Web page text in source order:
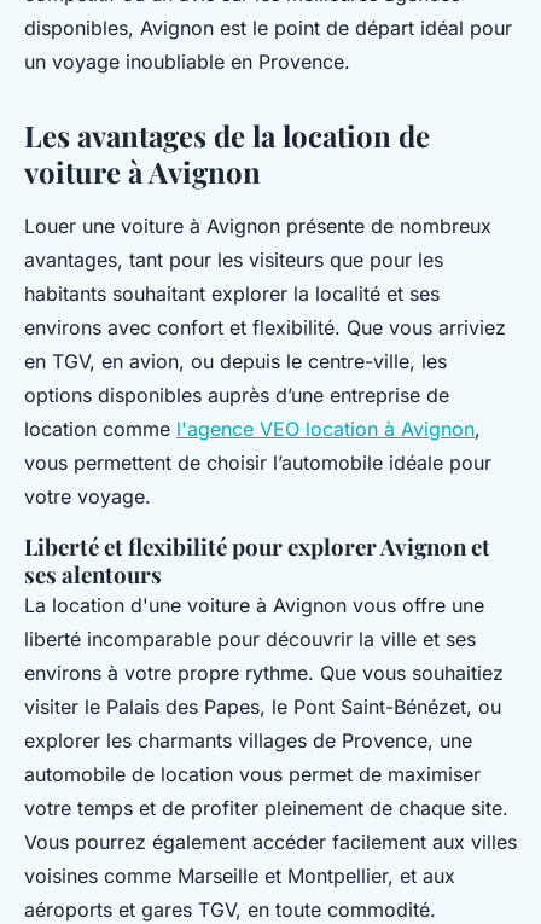
disponibles, Avignon est le point de départ idéal pour
un voyage inoubliable en Provence.
Les avantages de la location de
voiture à Avignon
Louer une voiture à Avignon présente de nombreux
avantages, tant pour les visiteurs que pour les
habitants souhaitant explorer la localité et ses
environs avec confort et flexibilité. Que vous arriviez
en TGV, en avion, ou depuis le centre-ville, les
options disponibles auprès d’une entreprise de
location comme l'agence VEO location à Avignon,
vous permettent de choisir l’automobile idéale pour
votre voyage.
Liberté et flexibilité pour explorer Avignon et
ses alentours
La location d'une voiture à Avignon vous offre une
liberté incomparable pour découvrir la ville et ses
environs à votre propre rythme. Que vous souhaitiez
visiter le Palais des Papes, le Pont Saint-Bénézet, ou
explorer les charmants villages de Provence, une
automobile de location vous permet de maximiser
votre temps et de profiter pleinement de chaque site.
Vous pourrez également accéder facilement aux villes
voisines comme Marseille et Montpellier, et aux
aéroports et gares TGV, en toute commodité.